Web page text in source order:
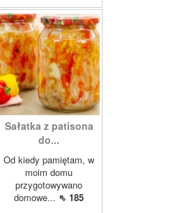
Sałatka z patisona
do...
Od kiedy pamiętam, w
moim domu
przygotowywano
domowe... ⇖ 185